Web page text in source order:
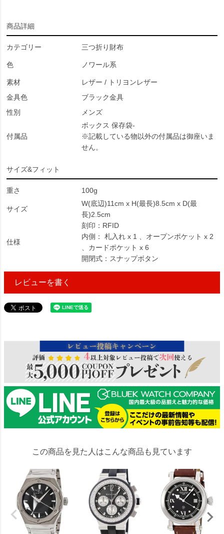
商品詳細
カテゴリー 三つ折り財布
色 ノワール系
素材
レザー / トリヨンレザー
金具色
ブラック金具
性別
メンズ
付属品
ボックス 保存袋-
※記載している物以外の付属品は御座いま
せん。
サイズ&フィット
重さ 100g
サイズ
W(底辺)11cm x H(最長)8.5cm x D(最
長)2.5cm
仕様
刻印：RFID
内側： 札入れ x 1 、オープンポケット x 2
、カードポケット x 6
開閉式：スナップボタン
レビューを書く
この商品を見た人はこんな商品も見ています